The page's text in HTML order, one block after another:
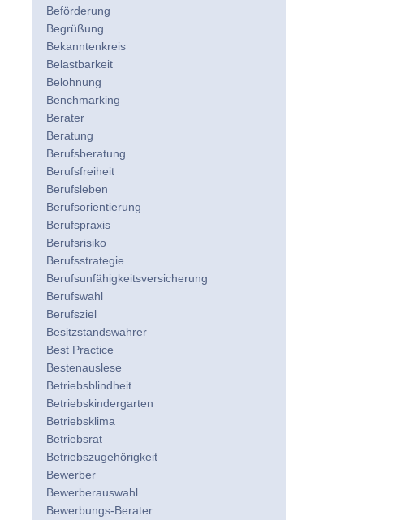
Beförderung
Begrüßung
Bekanntenkreis
Belastbarkeit
Belohnung
Benchmarking
Berater
Beratung
Berufsberatung
Berufsfreiheit
Berufsleben
Berufsorientierung
Berufspraxis
Berufsrisiko
Berufsstrategie
Berufsunfähigkeitsversicherung
Berufswahl
Berufsziel
Besitzstandswahrer
Best Practice
Bestenauslese
Betriebsblindheit
Betriebskindergarten
Betriebsklima
Betriebsrat
Betriebszugehörigkeit
Bewerber
Bewerberauswahl
Bewerbungs-Berater